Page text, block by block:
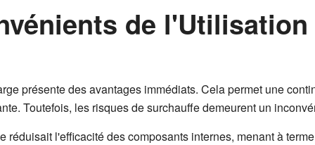
de
présente des avantages immédiats. Cela permet une
Toutefois, les risques de surchauffe demeurent un
réduisait l'efficacité des composants internes, menant à